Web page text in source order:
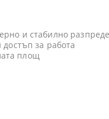
и стабилно
за работа
площ